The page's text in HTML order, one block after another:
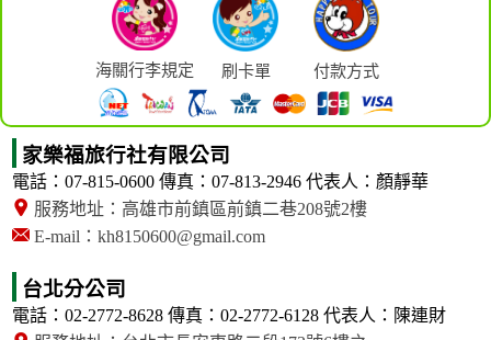
海關行李規定 刷卡單 付款方式
家樂福旅行社有限公司
電話：07-815-0600 傳真：07-813-2946 代表人：顏靜華
服務地址：高雄市前鎮區前鎮二巷208號2樓
E-mail：kh8150600@gmail.com
台北分公司
電話：02-2772-8628 傳真：02-2772-6128 代表人：陳連財